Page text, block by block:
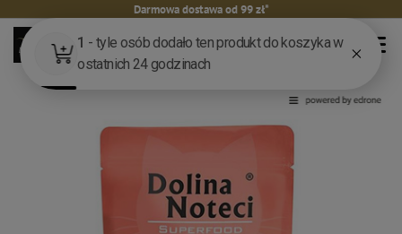
Darmowa dostawa od 99 zł*